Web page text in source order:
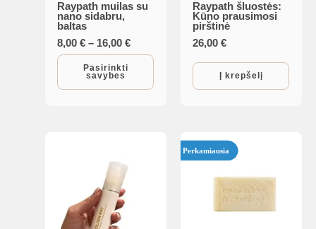
Raypath muilas su
nano sidabru,
baltas
8,00€ – 16,00€Price
range:
16,00 €
Pasirinkti
savybes
This
product
has
multiple
variants.
the
Raypath šluostės:
Kūno prausimosi
pirštinė
26,00€
Į krepšelį
Perkamiausia